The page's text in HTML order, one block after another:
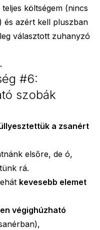
költségem (nincs
és azért kell pluszban
választott zuhanyzó
#6:
szobák
a zsanért
elsőre, de ó,
rá.
kevesebb elemet
végighúzható